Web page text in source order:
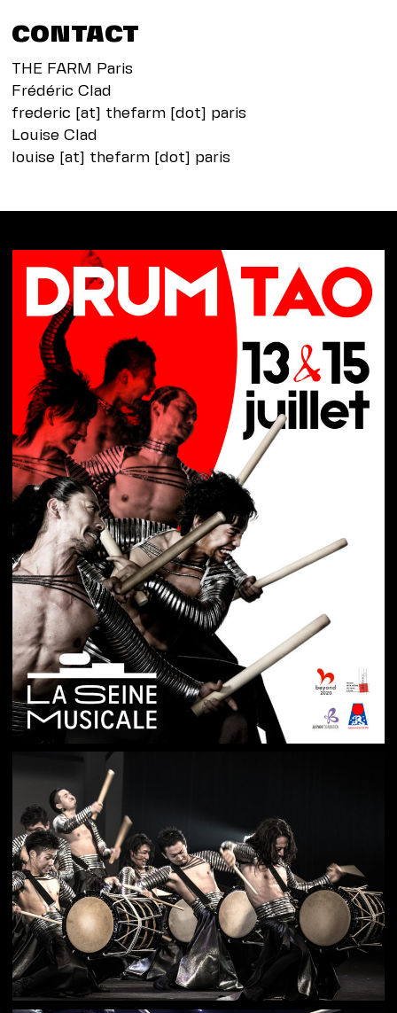
CONTACT
THE FARM Paris
Frédéric Clad
frederic [at] thefarm [dot] paris
Louise Clad
louise [at] thefarm [dot] paris